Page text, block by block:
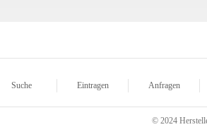
Suche Eintragen Anfragen
© 2024